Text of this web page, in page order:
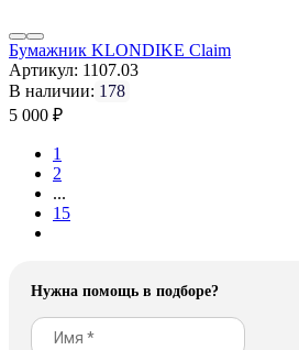
Бумажник KLONDIKE Claim
Артикул: 1107.03
В наличии: 178
5 000 ₽
1
2
...
15
Нужна помощь в подборе?